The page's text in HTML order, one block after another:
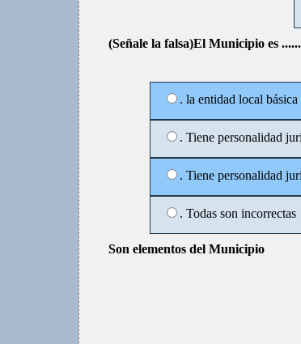
(Señale la falsa)El Municipio es
. la entidad local
. Tiene personalidad
. Tiene personalidad
. Todas son incorrectas
Son elementos del Municipio